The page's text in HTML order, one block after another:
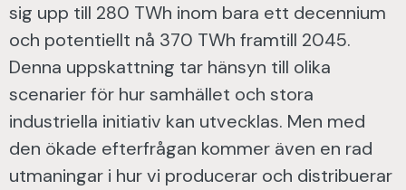
sig upp till 280 TWh inom bara ett decennium
och potentiellt nå 370 TWh framtill 2045.
Denna uppskattning tar hänsyn till olika
scenarier för hur samhället och stora
industriella initiativ kan utvecklas. Men med
den ökade efterfrågan kommer även en rad
utmaningar i hur vi producerar och distribuerar